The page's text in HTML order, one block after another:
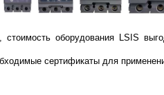
стоимость оборудования LSIS
сертификаты для